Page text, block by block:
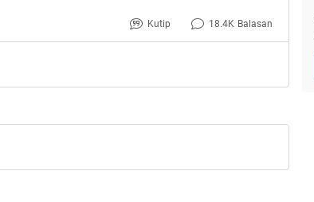
Langsung Pembeli & Penjual)
Balance & Barang Virtual
yg melanggar Rules FJB Kaskus
Kutip 18.4K Balasan